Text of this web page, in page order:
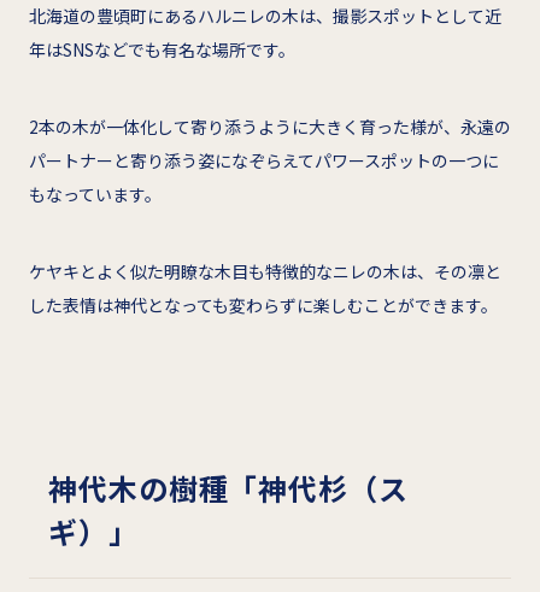
北海道の豊頃町にあるハルニレの木は、撮影スポットとして近
年はSNSなどでも有名な場所です。
2本の木が一体化して寄り添うように大きく育った様が、永遠の
パートナーと寄り添う姿になぞらえてパワースポットの一つに
もなっています。
ケヤキとよく似た明瞭な木目も特徴的なニレの木は、その凛と
した表情は神代となっても変わらずに楽しむことができます。
神代木の樹種「神代杉（ス
ギ）」